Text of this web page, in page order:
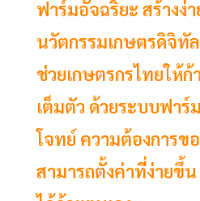
ฟาร์มอัจฉริยะ สร้างง่า
นวัตกรรมเกษตรดิจิทั
ช่วยเกษตรกรไทยให้ก้
เต็มตัว ด้วยระบบฟาร์
โจทย์ ความต้องการข
สามารถตั้งค่าที่ง่ายขึ้